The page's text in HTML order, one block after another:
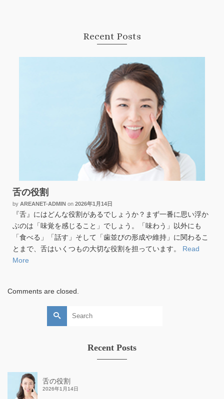
Recent Posts
舌の役割
by AREANET-ADMIN on 2026年1月14日
『舌』にはどんな役割があるでしょうか？まず一番に思い浮か
ぶのは「味覚を感じること」でしょう。「味わう」以外にも
「食べる」「話す」そして「歯並びの形成や維持」に関わるこ
とまで、舌はいくつもの大切な役割を担っています。 Read
More
Comments are closed.
Search
Recent Posts
舌の役割
2026年1月14日